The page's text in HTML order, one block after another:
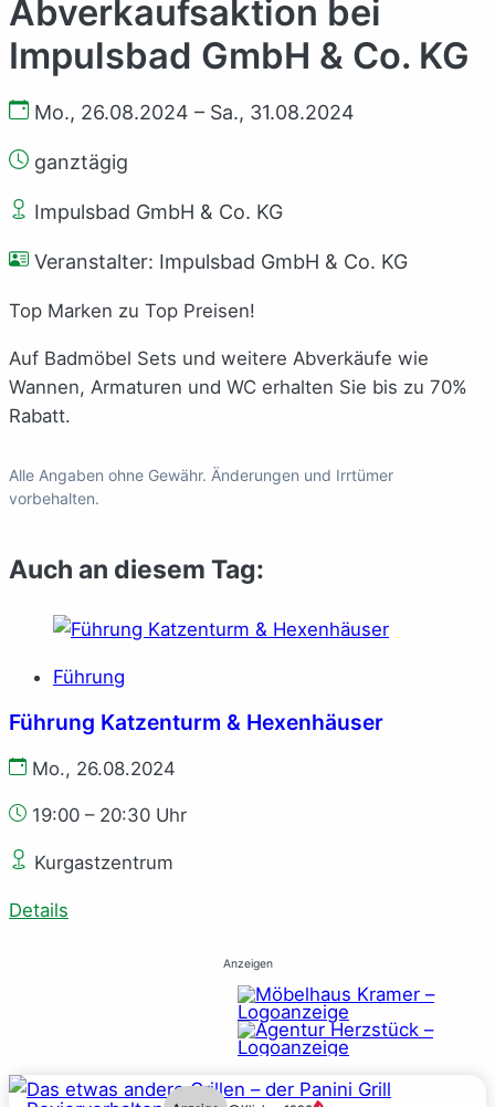
Abverkaufsaktion bei
Impulsbad GmbH & Co. KG
Mo., 26.08.2024 – Sa., 31.08.2024
ganztägig
Impulsbad GmbH & Co. KG
Veranstalter: Impulsbad GmbH & Co. KG
Top Marken zu Top Preisen!
Auf Badmöbel Sets und weitere Abverkäufe wie
Wannen, Armaturen und WC erhalten Sie bis zu 70%
Rabatt.
Alle Angaben ohne Gewähr. Änderungen und Irrtümer
vorbehalten.
Auch an diesem Tag:
Führung
Führung Katzenturm & Hexenhäuser
Mo., 26.08.2024
19:00 – 20:30 Uhr
Kurgastzentrum
Details
Anzeigen